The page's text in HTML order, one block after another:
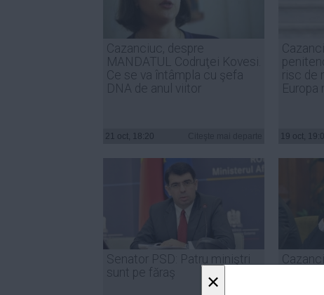
×
Cazanciuc, despre
MANDATUL Codruţei Kovesi.
Ce se va întâmpla cu şefa
DNA de anul viitor
21 oct, 18:20
risc de
19 oct,
Senator PSD: Patru miniştri
sunt pe făraş